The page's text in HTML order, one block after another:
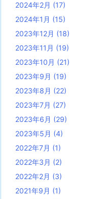
2024年2月 (17)
2024年1月 (15)
2023年12月 (18)
2023年11月 (19)
2023年10月 (21)
2023年9月 (19)
2023年8月 (22)
2023年7月 (27)
2023年6月 (29)
2023年5月 (4)
2022年7月 (1)
2022年3月 (2)
2022年2月 (3)
2021年9月 (1)